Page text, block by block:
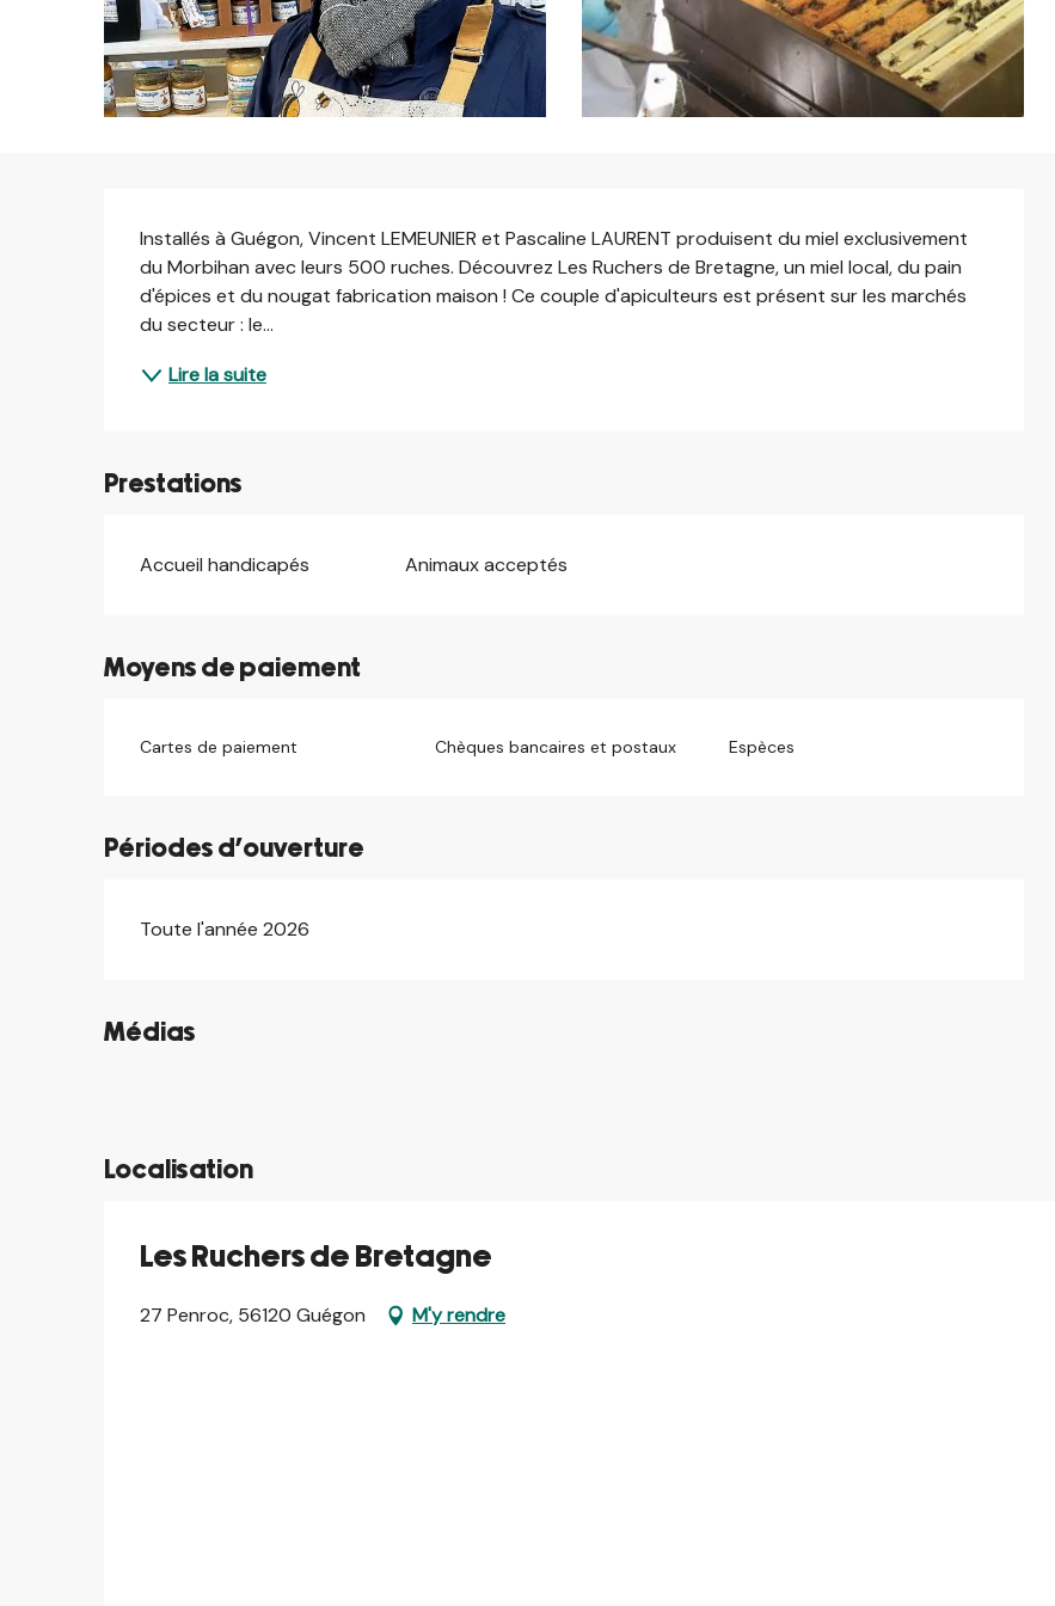
Installés à Guégon, Vincent LEMEUNIER et Pascaline LAURENT produisent du miel exclusivement
du Morbihan avec leurs 500 ruches. Découvrez Les Ruchers de Bretagne, un miel local, du pain
d'épices et du nougat fabrication maison ! Ce couple d'apiculteurs est présent sur les marchés
du secteur : le...
Lire la suite
Prestations
Accueil handicapés Animaux acceptés
Moyens de paiement
Cartes de paiement Chèques bancaires et postaux Espèces
Périodes d'ouverture
Toute l'année 2026
Médias
©
Localisation
Les Ruchers de Bretagne
27 Penroc, 56120 Guégon M'y rendre